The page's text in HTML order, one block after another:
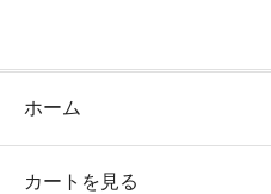
ホーム
カートを見る